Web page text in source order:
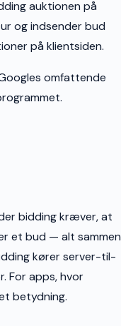
auktionen på
og indsender bud
på klientsiden.
omfattende
bidding kræver, at
et bud — alt sammen
kører server-til-
For apps, hvor
betydning.